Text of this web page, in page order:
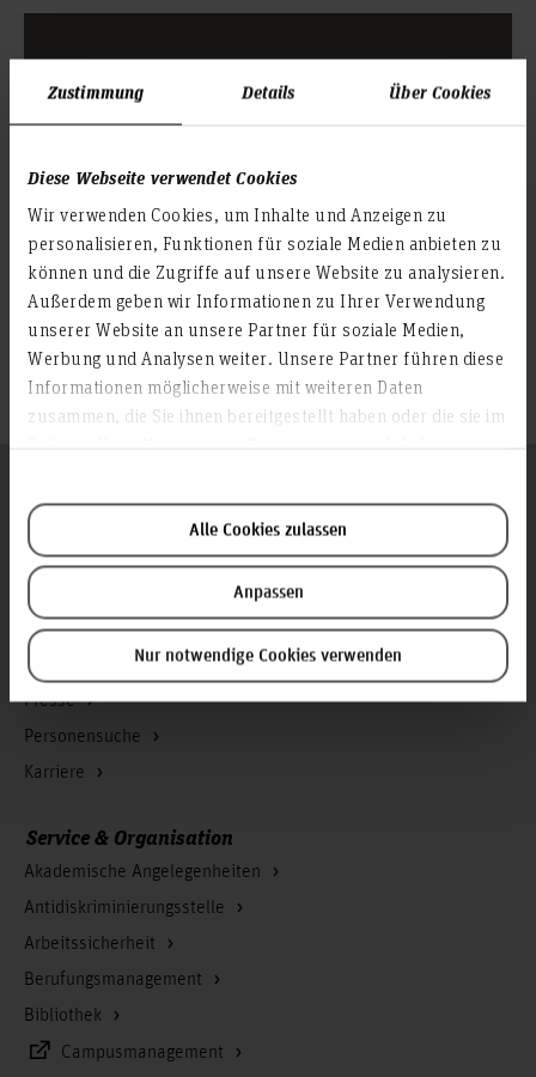
Zustimmung Details Über Cookies
Diese Webseite verwendet Cookies
Wir verwenden Cookies, um Inhalte und Anzeigen zu
personalisieren, Funktionen für soziale Medien anbieten zu
können und die Zugriffe auf unsere Website zu analysieren.
Außerdem geben wir Informationen zu Ihrer Verwendung
unserer Website an unsere Partner für soziale Medien,
Werbung und Analysen weiter. Unsere Partner führen diese
Informationen möglicherweise mit weiteren Daten
zusammen, die Sie ihnen bereitgestellt haben oder die sie im
Alle Cookies zulassen
Anpassen
Nur notwendige Cookies verwenden
ERASMUS+
Themen vertiefen
Partnerhochschulen
Internationale Projekte
WANDERLUST
Zum Seitenanfang
Kontakt und Anreise
Startseite Hochschule Hannover
Presse
Personensuche
Karriere
Service & Organisation
Akademische Angelegenheiten
Antidiskriminierungsstelle
Arbeitssicherheit
Berufungsmanagement
Bibliothek
Campusmanagement